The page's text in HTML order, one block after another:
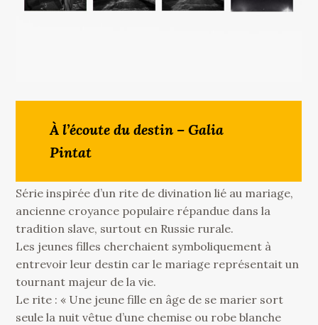
À l’écoute du destin – Galia
Pintat
Série inspirée d’un rite de divination lié au mariage,
ancienne croyance populaire répandue dans la
tradition slave, surtout en Russie rurale.
Les jeunes filles cherchaient symboliquement à
entrevoir leur destin car le mariage représentait un
tournant majeur de la vie.
Le rite : « Une jeune fille en âge de se marier sort
seule la nuit vêtue d’une chemise ou robe blanche